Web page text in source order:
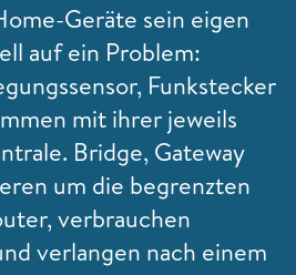
Geräte sein eigen
auf ein Problem:
Funkstecker
mit ihrer jeweils
Bridge, Gateway
um die begrenzten
verbrauchen
verlangen nach einem